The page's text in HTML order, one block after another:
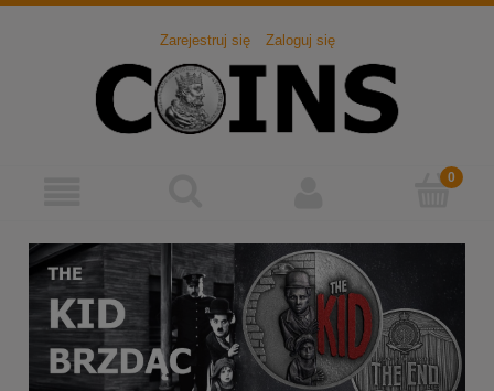
Zarejestruj się Zaloguj się